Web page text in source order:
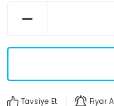
Tavsiye Et Fiyar